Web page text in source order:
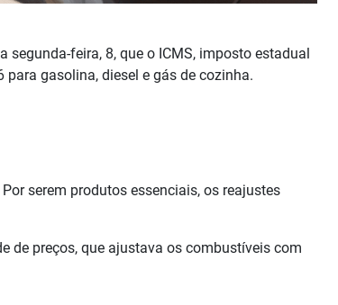
feira, 8, que o ICMS, imposto estadual
gasolina, diesel e gás de cozinha.
serem produtos essenciais, os reajustes
de preços, que ajustava os combustíveis com